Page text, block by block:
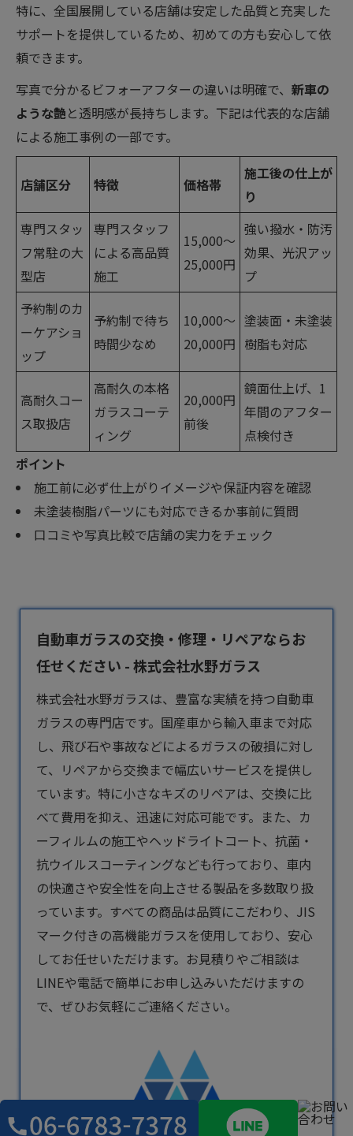
特に、全国展開している店舗は安定した品質と充実した
サポートを提供しているため、初めての方も安心して依
頼できます。
写真で分かるビフォーアフターの違いは明確で、 新車の
ような艶と透明感が長持ちします。下記は代表的な店舗
による施工事例の一部です。
店舗区分 特徴 価格帯
施工後の仕上が
り
専門スタッ
フ常駐の大
型店
専門スタッフ
による高品質
施工
15,000〜
25,000円
強い撥水・防汚
効果、光沢アッ
プ
予約制のカ
ーケアショ
ップ
予約制で待ち
時間少なめ
10,000〜
20,000円
塗装面・未塗装
樹脂も対応
高耐久コー
ス取扱店
高耐久の本格
ガラスコーテ
ィング
20,000円
前後
鏡面仕上げ、1
年間のアフター
点検付き
ポイント
施工前に必ず仕上がりイメージや保証内容を確認
未塗装樹脂パーツにも対応できるか事前に質問
口コミや写真比較で店舗の実力をチェック
自動車ガラスの交換・修理・リペアならお
任せください - 株式会社水野ガラス
株式会社水野ガラスは、豊富な実績を持つ自動車
ガラスの専門店です。国産車から輸入車まで対応
し、飛び石や事故などによるガラスの破損に対し
て、リペアから交換まで幅広いサービスを提供し
ています。特に小さなキズのリペアは、交換に比
べて費用を抑え、迅速に対応可能です。また、カ
ーフィルムの施工やヘッドライトコート、抗菌・
抗ウイルスコーティングなども行っており、車内
の快適さや安全性を向上させる製品を多数取り扱
っています。すべての商品は品質にこだわり、JIS
マーク付きの高機能ガラスを使用しており、安心
してお任せいただけます。お見積りやご相談は
LINEや電話で簡単にお申し込みいただけますの
で、ぜひお気軽にご連絡ください。